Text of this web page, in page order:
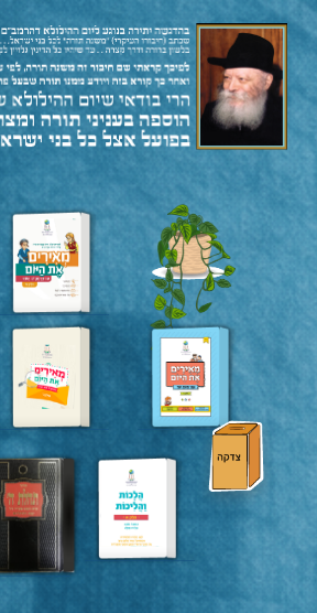
תחילת אייר
תמוז
תשרי
ספר המצוות
לצעירים
היום יום איגרת יומית
הלכה
שבועית תפילה